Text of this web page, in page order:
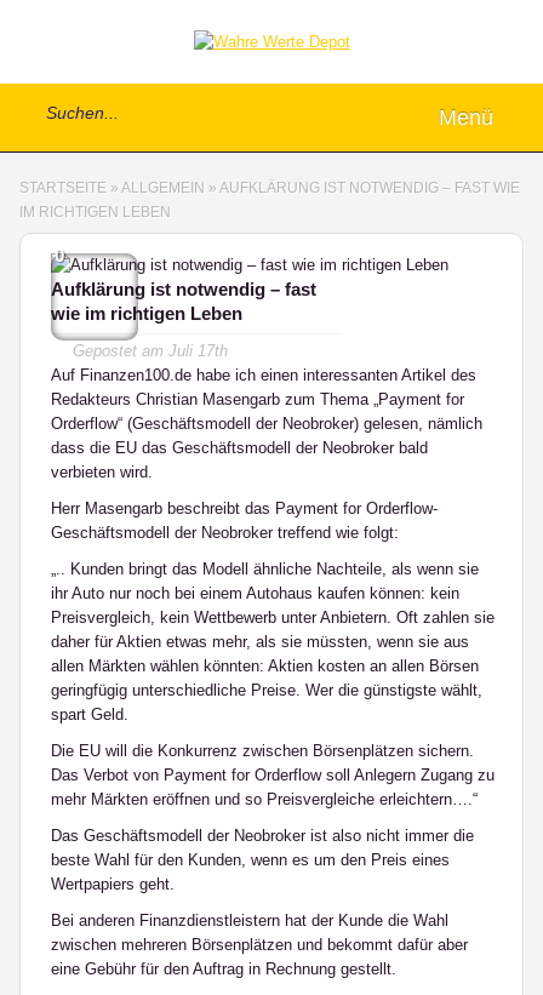
Menü
STARTSEITE » ALLGEMEIN » AUFKLÄRUNG IST NOTWENDIG – FAST WIE
IM RICHTIGEN LEBEN
0
Aufklärung ist notwendig – fast
wie im richtigen Leben
Gepostet am Juli 17th
Auf Finanzen100.de habe ich einen interessanten Artikel des
Redakteurs Christian Masengarb zum Thema „Payment for
Orderflow“ (Geschäftsmodell der Neobroker) gelesen, nämlich
dass die EU das Geschäftsmodell der Neobroker bald
verbieten wird.
Herr Masengarb beschreibt das Payment for Orderflow-
Geschäftsmodell der Neobroker treffend wie folgt:
„.. Kunden bringt das Modell ähnliche Nachteile, als wenn sie
ihr Auto nur noch bei einem Autohaus kaufen können: kein
Preisvergleich, kein Wettbewerb unter Anbietern. Oft zahlen sie
daher für Aktien etwas mehr, als sie müssten, wenn sie aus
allen Märkten wählen könnten: Aktien kosten an allen Börsen
geringfügig unterschiedliche Preise. Wer die günstigste wählt,
spart Geld.
Die EU will die Konkurrenz zwischen Börsenplätzen sichern.
Das Verbot von Payment for Orderflow soll Anlegern Zugang zu
mehr Märkten eröffnen und so Preisvergleiche erleichtern….“
Das Geschäftsmodell der Neobroker ist also nicht immer die
beste Wahl für den Kunden, wenn es um den Preis eines
Wertpapiers geht.
Bei anderen Finanzdienstleistern hat der Kunde die Wahl
zwischen mehreren Börsenplätzen und bekommt dafür aber
eine Gebühr für den Auftrag in Rechnung gestellt.